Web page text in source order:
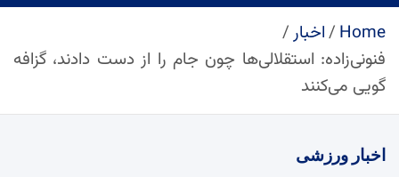
Home
اخبار
فنونی‌زاده: استقلالی‌ها چون جام را از دست دادند، گزافه
گویی می‌کنند
اخبار ورزشی